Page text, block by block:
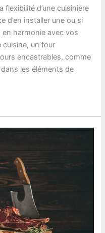
flexibilité d’une cuisinière
d’en installer une ou si
en harmonie avec vos
cuisine, un four
encastrables, comme
les éléments de